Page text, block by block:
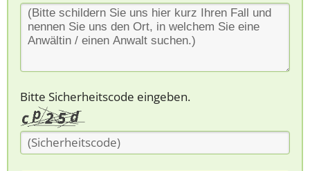
Bitte Sicherheitscode eingeben.